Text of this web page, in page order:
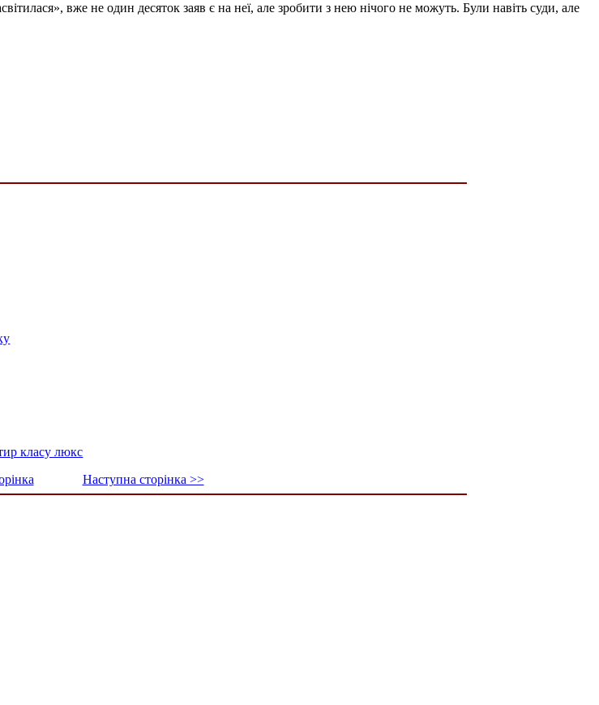
вже не один десяток заяв є на неї, але зробити з нею нічого не можуть. Були навіть суди, але
класу люкс
Наступна сторінка >>